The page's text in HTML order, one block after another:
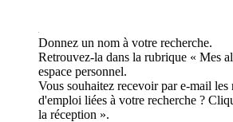
Donnez un nom à votre recherche.
Retrouvez-la dans la rubrique « Mes
espace personnel.
Vous souhaitez recevoir par e-mail
d'emploi liées à votre recherche ?
la réception ».